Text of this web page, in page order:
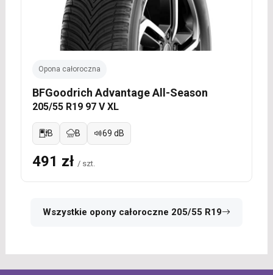
Opona całoroczna
BFGoodrich Advantage All-Season
205/55 R19 97 V XL
B B 69 dB
491 zł / szt.
Wszystkie opony całoroczne 205/55 R19